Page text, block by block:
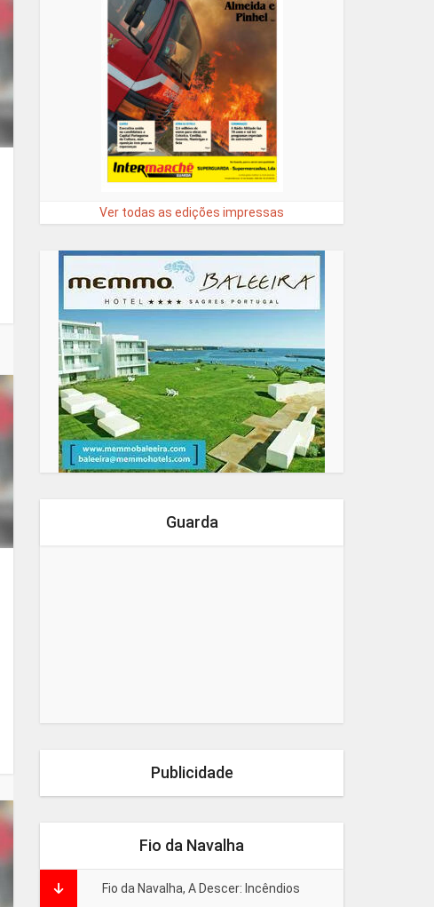
Ver todas as edições impressas
Guarda
Publicidade
Fio da Navalha
Fio da Navalha, A Descer: Incêndios